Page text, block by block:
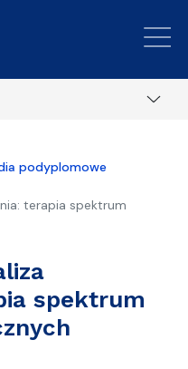
podyplomowe
terapia spektrum
spektrum